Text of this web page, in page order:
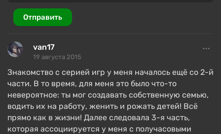
малоэтажный пригород, сельская местность,
курорт, дикие территории. Помимо ландшафта,
пустыни и леса, саванна и тропики, а также
система времен года и архитектура зданий.
Так, в мегаполисе много высоток и пентхаусов, а
на тропическом острове игрока ждут хижины
местного племени и виллы богачей. Стало гораздо
больше зон для развлечений: отдых на природе,
спортзал, пикник, рыбалка, посещение музея или
Отправить
van17
19 августа 2015
Знакомство с серией игр у меня началось ещё со 2-й
части. В то время, для меня это было что-то
невероятное: ты мог создавать собственную семью,
водить их на работу, женить и рожать детей! Всё
прямо как в жизни! Далее следовала 3-я часть,
которая ассоциируется у меня с получасовыми